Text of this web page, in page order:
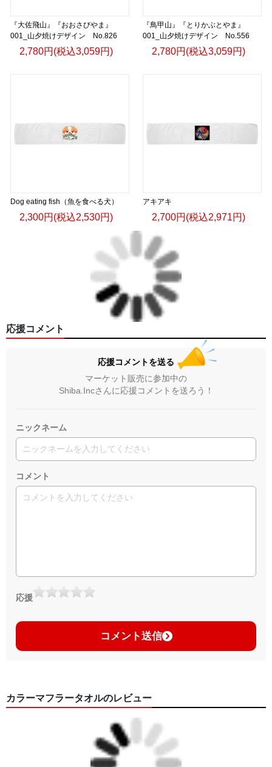
『大佐飛山』『おおさびやま』
001_山夕焼けデザイン No.826
2,780円(税込3,059円)
『鳥甲山』『とりかぶとやま』
001_山夕焼けデザイン No.556
2,780円(税込3,059円)
Dog eating fish（魚を食べる犬）
2,300円(税込2,530円)
アキアキ
2,700円(税込2,971円)
応援コメント
応援コメントを送る
マーケット販売に参加中の
Shiba.Incさんに応援コメントを送ろう！
ニックネーム
コメント
応援
コメント送信
カラーマフラータオルのレビュー